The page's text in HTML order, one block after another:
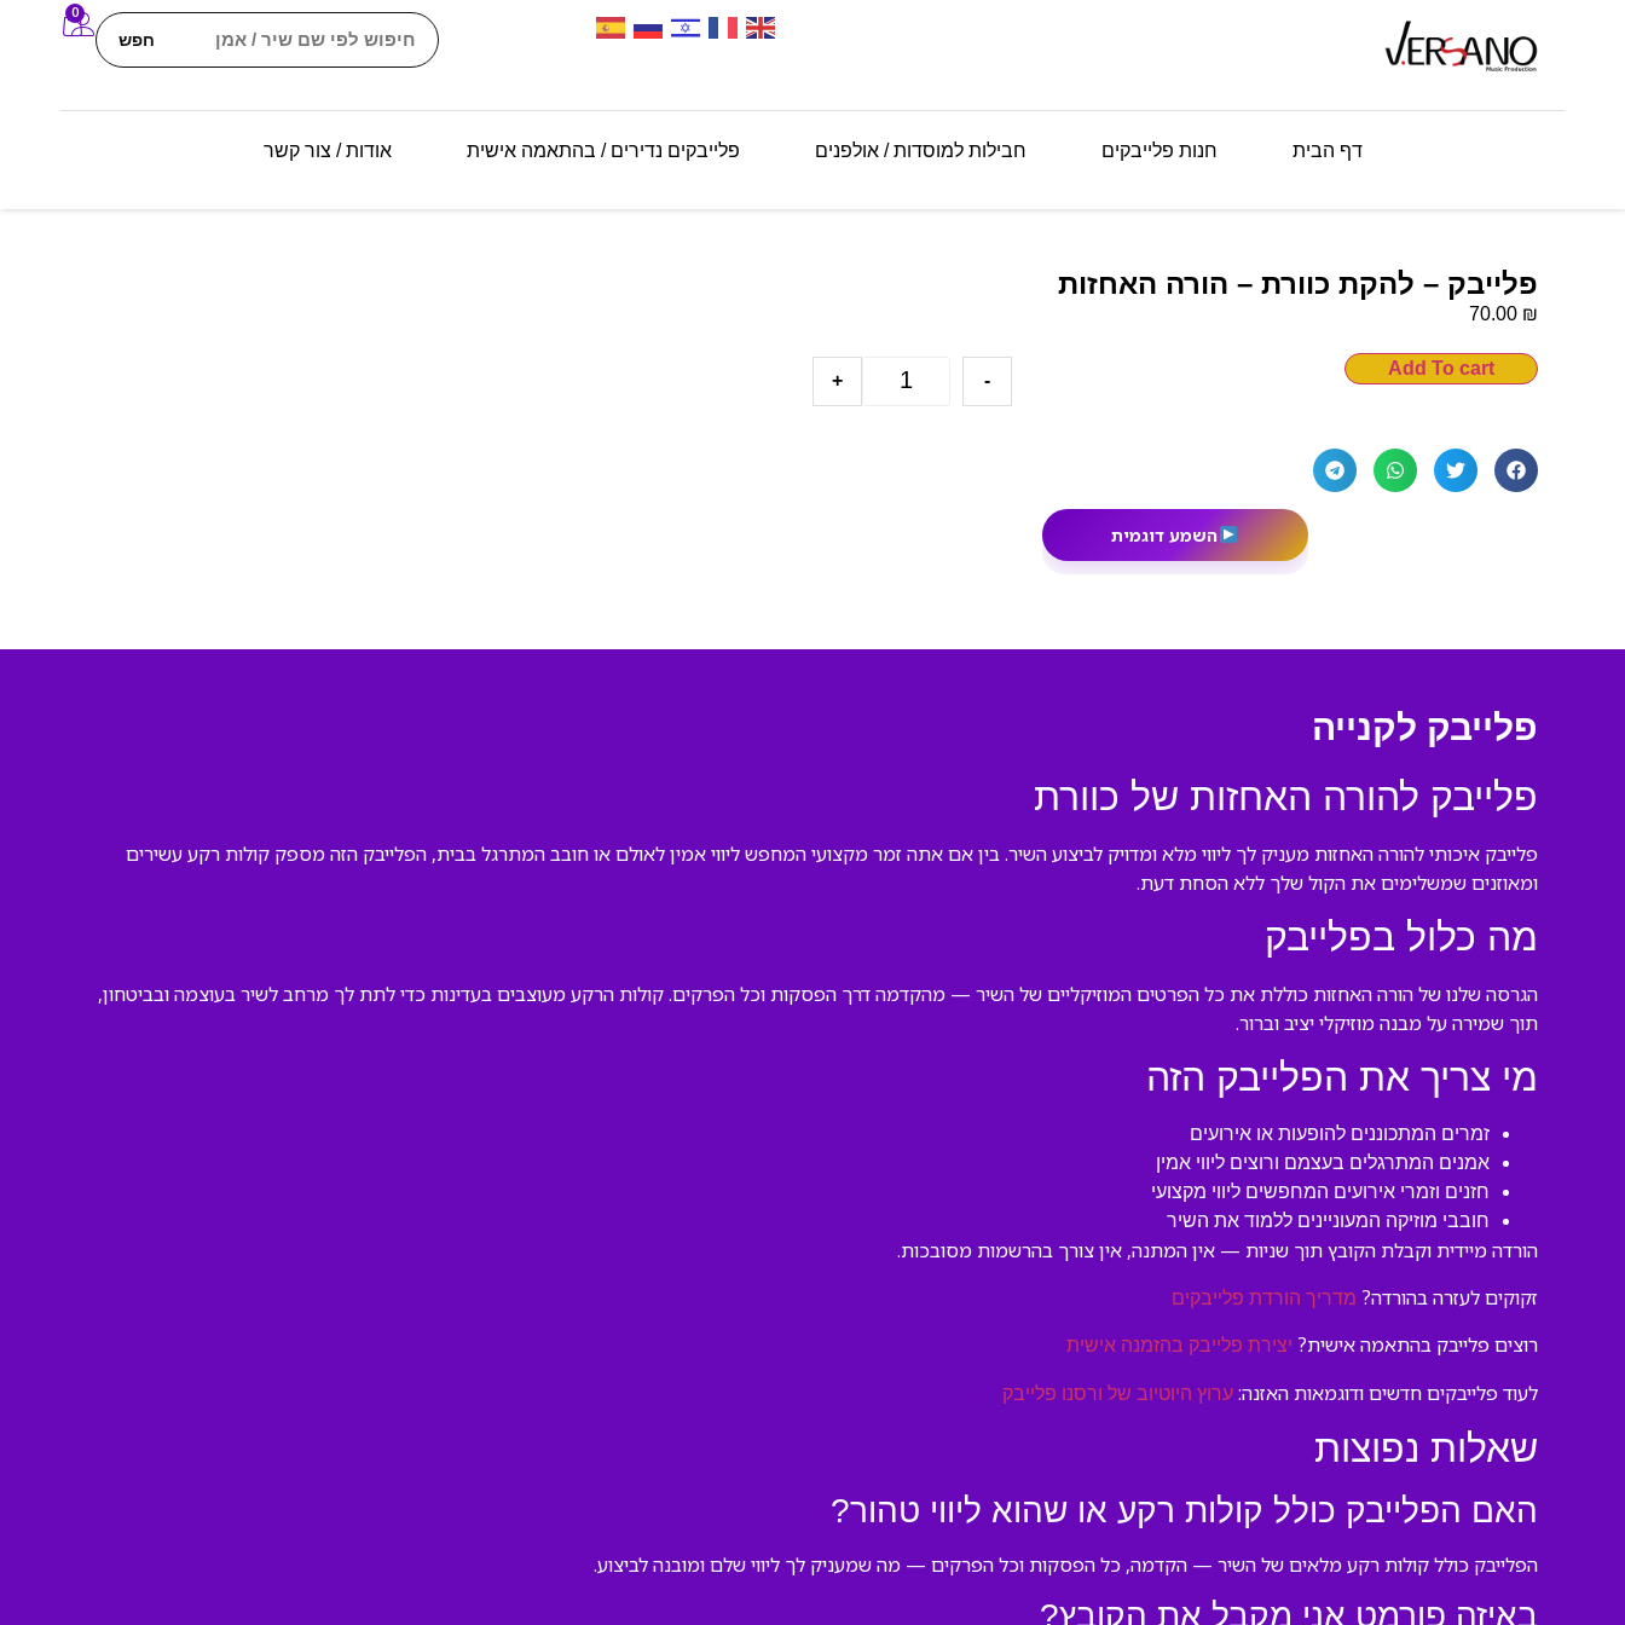
חפש
0
דף הבית חנות פלייבקים חבילות למוסדות / אולפנים פלייבקים נדירים / בהתאמה אישית אודות / צור קשר
פלייבק – להקת כוורת – הורה האחזות
70.00 ₪
-
+
Add To cart
השמע דוגמית
פלייבק לקנייה
פלייבק להורה האחזות של כוורת
פלייבק איכותי להורה האחזות מעניק לך ליווי מלא ומדויק לביצוע השיר. בין אם אתה זמר מקצועי המחפש ליווי אמין לאולם או חובב המתרגל בבית, הפלייבק הזה מספק קולות רקע עשירים
ומאוזנים שמשלימים את הקול שלך ללא הסחת דעת.
מה כלול בפלייבק
הגרסה שלנו של הורה האחזות כוללת את כל הפרטים המוזיקליים של השיר — מהקדמה דרך הפסקות וכל הפרקים. קולות הרקע מעוצבים בעדינות כדי לתת לך מרחב לשיר בעוצמה ובביטחון,
תוך שמירה על מבנה מוזיקלי יציב וברור.
מי צריך את הפלייבק הזה
זמרים המתכוננים להופעות או אירועים
אמנים המתרגלים בעצמם ורוצים ליווי אמין
חזנים וזמרי אירועים המחפשים ליווי מקצועי
חובבי מוזיקה המעוניינים ללמוד את השיר
הורדה מיידית וקבלת הקובץ תוך שניות — אין המתנה, אין צורך בהרשמות מסובכות.
זקוקים לעזרה בהורדה? מדריך הורדת פלייבקים
רוצים פלייבק בהתאמה אישית? יצירת פלייבק בהזמנה אישית
לעוד פלייבקים חדשים ודוגמאות האזנה: ערוץ היוטיוב של ורסנו פלייבק
שאלות נפוצות
האם הפלייבק כולל קולות רקע או שהוא ליווי טהור?
הפלייבק כולל קולות רקע מלאים של השיר — הקדמה, כל הפסקות וכל הפרקים — מה שמעניק לך ליווי שלם ומובנה לביצוע.
באיזה פורמט אני מקבל את הקובץ?